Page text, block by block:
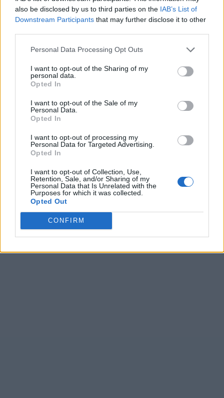
also be disclosed by us to third parties on the IAB’s List of
Downstream Participants that may further disclose it to other
Personal Data Processing Opt Outs
I want to opt-out of the Sharing of my
personal data.
Opted In
I want to opt-out of the Sale of my
Personal Data.
Opted In
I want to opt-out of processing my
Personal Data for Targeted Advertising.
Opted In
I want to opt-out of Collection, Use,
Retention, Sale, and/or Sharing of my
Personal Data that Is Unrelated with the
Purposes for which it was collected.
Opted Out
CONFIRM